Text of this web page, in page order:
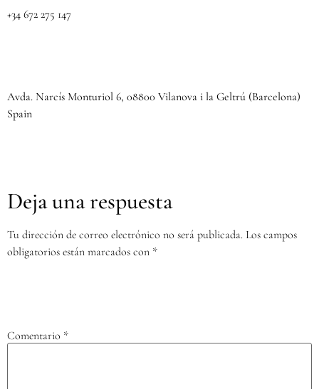
+34 672 275 147
Avda. Narcís Monturiol 6, 08800 Vilanova i la Geltrú (Barcelona)
Spain
Deja una respuesta
Tu dirección de correo electrónico no será publicada. Los campos
obligatorios están marcados con *
Comentario *